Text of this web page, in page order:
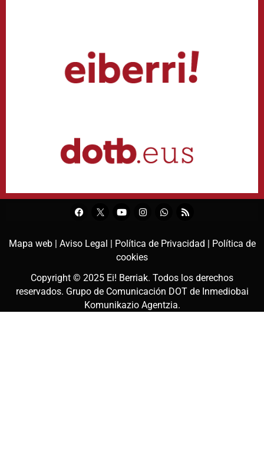
Mapa web | Aviso Legal | Política de Privacidad | Política de
cookies
Copyright © 2025 Ei! Berriak. Todos los derechos
reservados. Grupo de Comunicación DOT de Inmediobai
Komunikazio Agentzia.